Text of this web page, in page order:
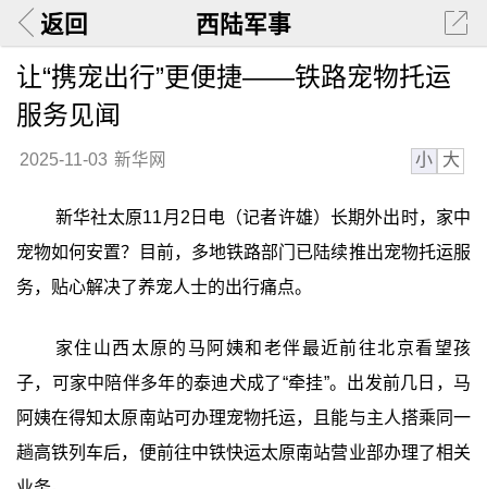
返回 西陆军事
让“携宠出行”更便捷——铁路宠物托运
服务见闻
2025-11-03 新华网 小 大
新华社太原11月2日电（记者许雄）长期外出时，家中
宠物如何安置？目前，多地铁路部门已陆续推出宠物托运服
务，贴心解决了养宠人士的出行痛点。
家住山西太原的马阿姨和老伴最近前往北京看望孩
子，可家中陪伴多年的泰迪犬成了“牵挂”。出发前几日，马
阿姨在得知太原南站可办理宠物托运，且能与主人搭乘同一
趟高铁列车后，便前往中铁快运太原南站营业部办理了相关